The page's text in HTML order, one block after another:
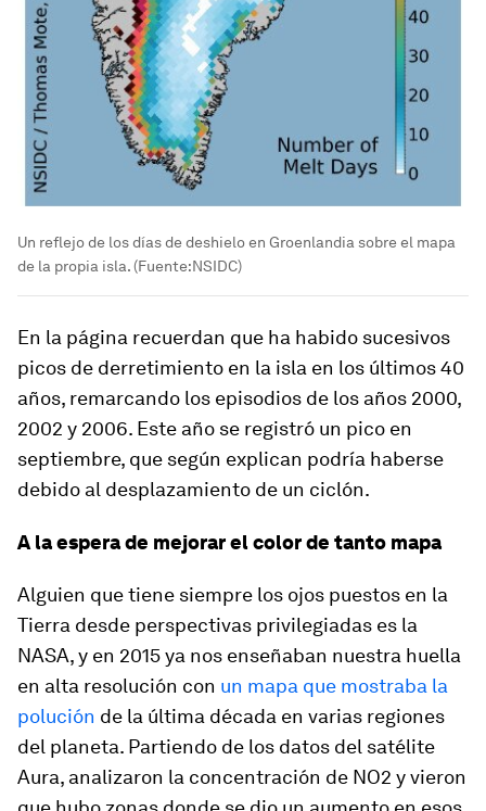
Un reflejo de los días de deshielo en Groenlandia sobre el mapa
de la propia isla. (Fuente:NSIDC)
En la página recuerdan que ha habido sucesivos
picos de derretimiento en la isla en los últimos 40
años, remarcando los episodios de los años 2000,
2002 y 2006. Este año se registró un pico en
septiembre, que según explican podría haberse
debido al desplazamiento de un ciclón.
A la espera de mejorar el color de tanto mapa
Alguien que tiene siempre los ojos puestos en la
Tierra desde perspectivas privilegiadas es la
NASA, y en 2015 ya nos enseñaban nuestra huella
en alta resolución con un mapa que mostraba la
polución de la última década en varias regiones
del planeta. Partiendo de los datos del satélite
Aura, analizaron la concentración de NO2 y vieron